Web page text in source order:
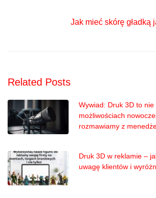
Jak mieć skórę gładką
Related Posts
Wywiad: Druk 3D to
możliwościach
rozmawiamy z
Druk 3D w reklamie –
uwagę klientów i